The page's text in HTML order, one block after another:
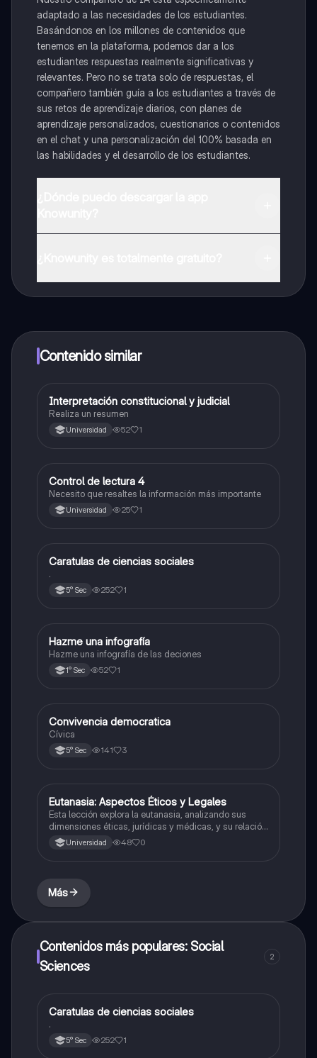
adaptado a las necesidades de los estudiantes.
Basándonos en los millones de contenidos que
tenemos en la plataforma, podemos dar a los
estudiantes respuestas realmente significativas y
relevantes. Pero no se trata solo de respuestas, el
compañero también guía a los estudiantes a través de
sus retos de aprendizaje diarios, con planes de
aprendizaje personalizados, cuestionarios o contenidos
en el chat y una personalización del 100% basada en
las habilidades y el desarrollo de los estudiantes.
a determinadas funciones.
Contenido similar
Inglés
Interpretación constitucional y judicial
Realiza un resumen
Universidad 52 1
Ciencias Sociales
Control de lectura 4
Necesito que resaltes la información más importante
Universidad 25 1
Ciencias Sociales
Caratulas de ciencias sociales
.
5° Sec 252 1
Desarrollo Personal, Ciudadanía y Cívica
Hazme una infografía
Hazme una infografía de las deciones
1° Sec 52 1
Desarrollo Personal, Ciudadanía y Cívica
Convivencia democratica
Cívica
5° Sec 141 3
Desarrollo Personal, Ciudadanía y Cívica
Eutanasia: Aspectos Éticos y Legales
Esta lección explora la eutanasia, analizando sus
dimensiones éticas, jurídicas y médicas, y su relación
con la autonomía personal y la dignidad humana.
Universidad 48 0
Más
Contenidos más populares: Social
Sciences
2
Ciencias Sociales
Caratulas de ciencias sociales
.
5° Sec 252 1